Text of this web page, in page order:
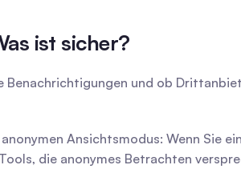
ist sicher?
Benachrichtigungen und ob
Ansichtsmodus: Wenn Sie
die anonymes Betrachten